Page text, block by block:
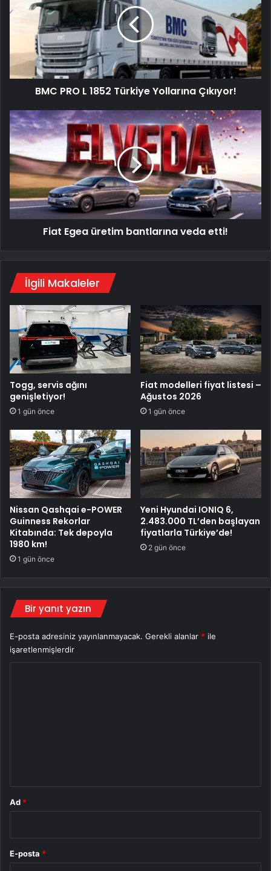
1852
Yollarına
Çıkıyor!
BMC PRO L 1852 Türkiye Yollarına Çıkıyor!
Fiat
Egea
üretim
bantlarına
veda
Fiat Egea üretim bantlarına veda etti!
İlgili Makaleler
Togg, servis ağını
genişletiyor!
1 gün önce
Fiat modelleri fiyat listesi –
Ağustos 2026
1 gün önce
Nissan Qashqai e-POWER
Guinness Rekorlar
Kitabında: Tek depoyla
1980 km!
1 gün önce
Yeni Hyundai IONIQ 6,
2.483.000 TL’den başlayan
fiyatlarla Türkiye’de!
2 gün önce
Bir yanıt yazın
E-posta adresiniz yayınlanmayacak. Gerekli alanlar * ile
işaretlenmişlerdir
Ad *
E-posta *